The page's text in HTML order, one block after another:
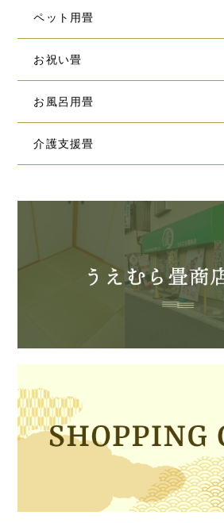
ペット用畳
お祝い畳
お風呂用畳
介護支援畳